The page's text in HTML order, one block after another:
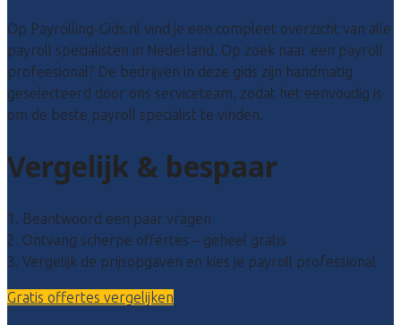
Op Payrolling-Gids.nl vind je een compleet overzicht van alle
payroll specialisten in Nederland. Op zoek naar een payroll
profeesional? De bedrijven in deze gids zijn handmatig
geselecteerd door ons serviceteam, zodat het eenvoudig is
om de beste payroll specialist te vinden.
Vergelijk & bespaar
1. Beantwoord een paar vragen
2. Ontvang scherpe offertes – geheel gratis
3. Vergelijk de prijsopgaven en kies je payroll professional
Gratis offertes vergelijken